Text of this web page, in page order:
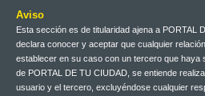
Aviso
Esta sección es de titularidad ajena a PORTAL
declara conocer y aceptar que cualquier
establecer en su caso con un tercero que haya
de PORTAL DE TU CIUDAD, se entiende
usuario y el tercero, excluyéndose cualquier
English
Contact us